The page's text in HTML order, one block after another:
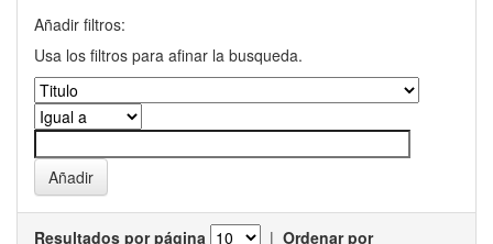
Añadir filtros:
Usa los filtros para afinar la busqueda.
Resultados por página | Ordenar por